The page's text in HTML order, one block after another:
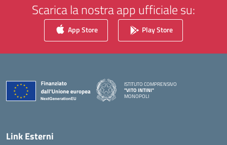
Scarica la nostra app ufficiale su:
App Store Play Store
ISTITUTO COMPRENSIVO
"VITO INTINI"
MONOPOLI
Link Esterni